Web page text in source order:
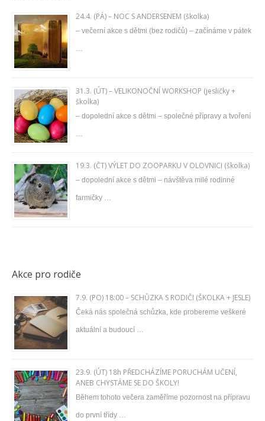
24.4. (PÁ) – NOC S ANDERSENEM (školka)
– večerní akce s dětmi (bez rodičů) – začínáme v pátek
…
31.3. (ÚT) – VELIKONOČNÍ WORKSHOP (jesličky +
školka)
– dopolední akce s dětmi – společné přípravy a tvoření
…
19.3. (ČT) VÝLET DO ZOOPARKU V OLOVNICI (školka)
– dopolední akce s dětmi – návštěva milé rodinné
farmičky …
Akce pro rodiče
7.9. (PO) 18:00 – SCHŮZKA S RODIČI (ŠKOLKA + JESLE)
Čeká nás společná schůzka, kde probereme veškeré
aktuální a budoucí …
23.9. (ÚT) 18h PŘEDCHÁZÍME PORUCHÁM UČENÍ,
ANEB CHYSTÁME SE DO ŠKOLY!
Během tohoto večera zaměříme pozornost na přípravu
do první třídy …